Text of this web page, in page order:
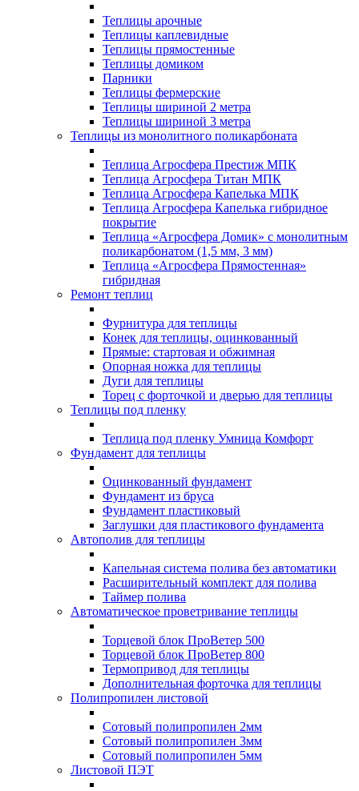
Теплицы арочные
Теплицы каплевидные
Теплицы прямостенные
Теплицы домиком
Парники
Теплицы фермерские
Теплицы шириной 2 метра
Теплицы шириной 3 метра
Теплицы из монолитного поликарбоната
Теплица Агросфера Престиж МПК
Теплица Агросфера Титан МПК
Теплица Агросфера Капелька МПК
Теплица Агросфера Капелька гибридное
покрытие
Теплица «Агросфера Домик» с монолитным
поликарбонатом (1,5 мм, 3 мм)
Теплица «Агросфера Прямостенная»
гибридная
Ремонт теплиц
Фурнитура для теплицы
Конек для теплицы, оцинкованный
Прямые: стартовая и обжимная
Опорная ножка для теплицы
Дуги для теплицы
Торец с форточкой и дверью для теплицы
Теплицы под пленку
Теплица под пленку Умница Комфорт
Фундамент для теплицы
Оцинкованный фундамент
Фундамент из бруса
Фундамент пластиковый
Заглушки для пластикового фундамента
Автополив для теплицы
Капельная система полива без автоматики
Расширительный комплект для полива
Таймер полива
Автоматическое проветривание теплицы
Торцевой блок ПроВетер 500
Торцевой блок ПроВетер 800
Термопривод для теплицы
Дополнительная форточка для теплицы
Полипропилен листовой
Сотовый полипропилен 2мм
Сотовый полипропилен 3мм
Сотовый полипропилен 5мм
Листовой ПЭТ